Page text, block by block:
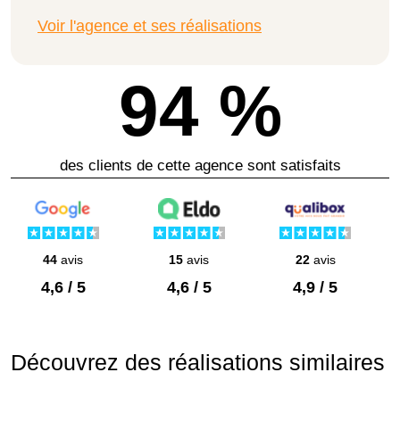
Voir l'agence et ses réalisations
94 %
des clients de cette agence sont satisfaits
44 avis
4,6 / 5
15 avis
4,6 / 5
22avis
4,9 / 5
Découvrez des réalisations similaires